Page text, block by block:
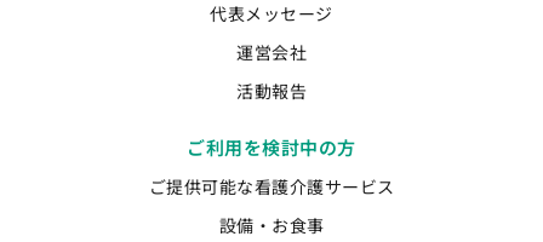
代表メッセージ
運営会社
活動報告
ご利用を検討中の方
ご提供可能な看護介護サービス
設備・お食事